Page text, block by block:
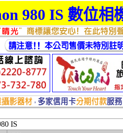
980 IS 數位相
IS